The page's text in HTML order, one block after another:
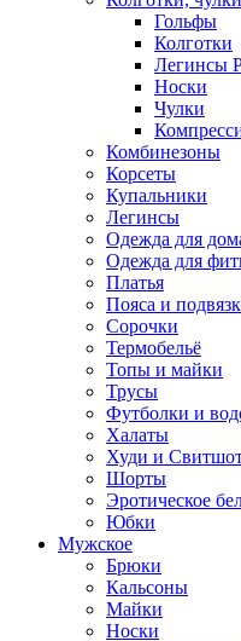
Гольфы
Колготки
Легинсы
Носки
Чулки
Комбинезоны
Корсеты
Купальники
Легинсы
Одежда для
Одежда для
Платья
Пояса и
Сорочки
Термобельё
Топы и майки
Трусы
Футболки и
Халаты
Худи и
Шорты
Эротическое
Юбки
Мужское
Брюки
Кальсоны
Майки
Носки